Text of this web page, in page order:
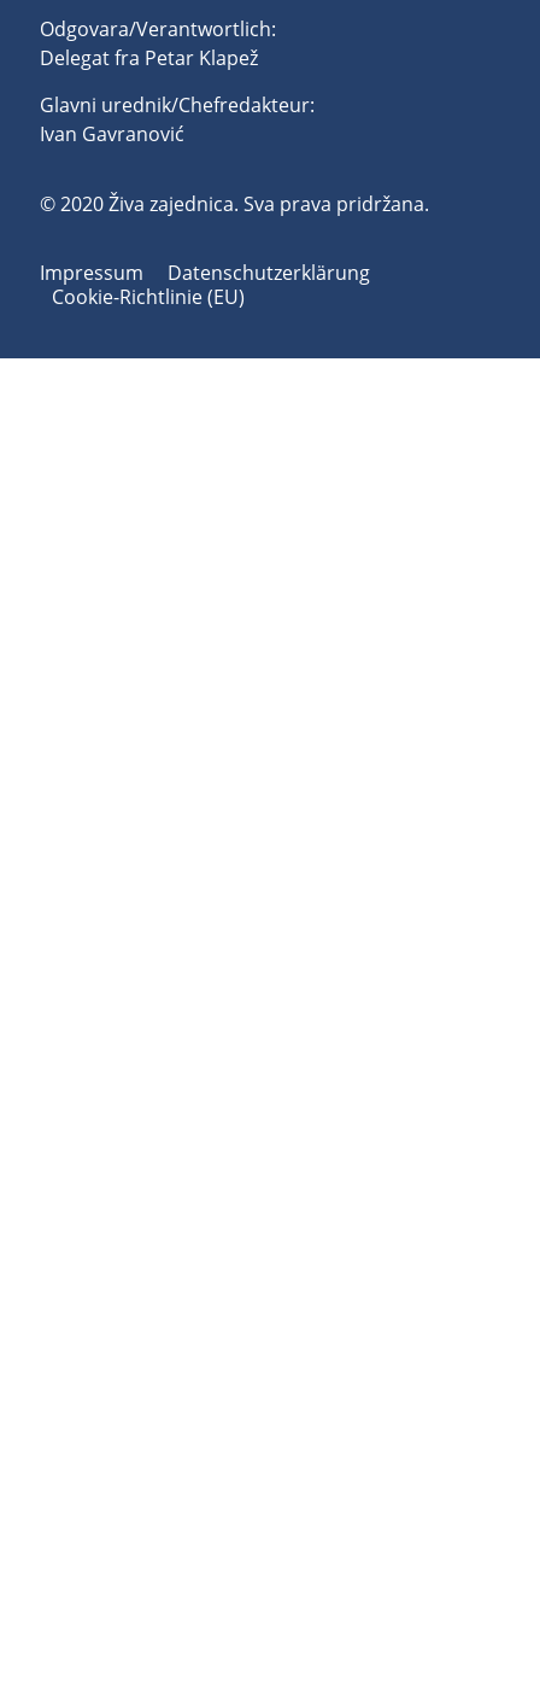
Odgovara/Verantwortlich:
Delegat fra Petar Klapež
Glavni urednik/Chefredakteur:
Ivan Gavranović
© 2020 Živa zajednica. Sva prava pridržana.
Impressum
Datenschutzerklärung
Cookie-Richtlinie (EU)